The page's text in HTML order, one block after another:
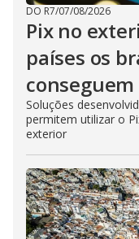
DO R7/07/08/2026
Pix no
países os
Soluções
permitem utilizar o
exterior